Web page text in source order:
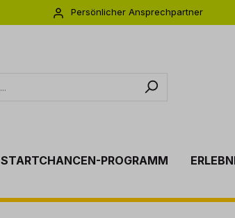
Persönlicher Ansprechpartner
STARTCHANCEN-PROGRAMM